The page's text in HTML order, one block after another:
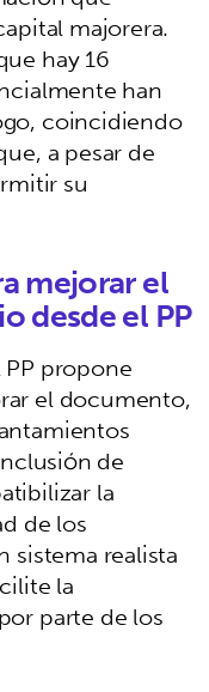
majorera.
hay 16
han
coincidiendo
a pesar de
su
mejorar el
desde el PP
propone
el documento,
de
la
de los
sistema realista
la
parte de los